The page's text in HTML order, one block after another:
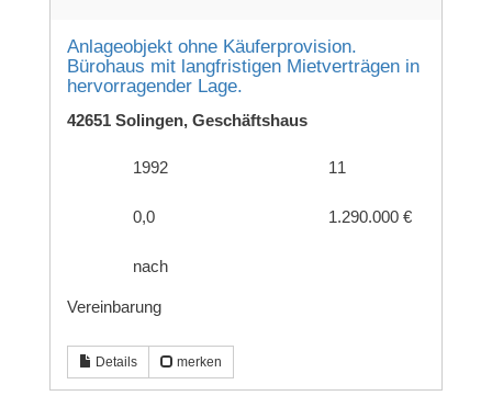
Anlageobjekt ohne Käuferprovision.
Bürohaus mit langfristigen Mietverträgen in
hervorragender Lage.
42651 Solingen, Geschäftshaus
1992 11
0,0 1.290.000 €
nach
Vereinbarung
Details merken